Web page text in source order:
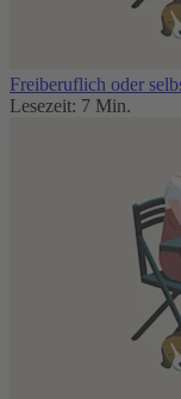
Freiberuflich oder
Lesezeit: 7 Min.